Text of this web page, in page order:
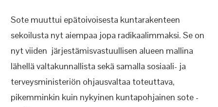
Sote muuttui epätoivoisesta kuntarakenteen
sekoilusta nyt aiempaa jopa radikaalimmaksi. Se on
nyt viiden järjestämisvastuullisen alueen mallina
lähellä valtakunnallista sekä samalla sosiaali- ja
terveysministeriön ohjausvaltaa toteuttava,
pikemminkin kuin nykyinen kuntapohjainen sote -